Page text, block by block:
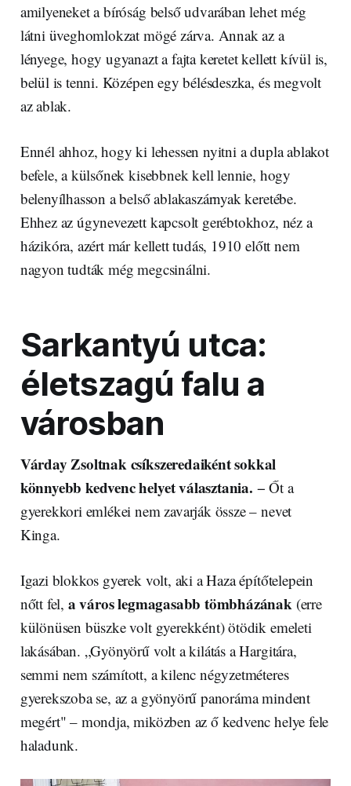
amilyeneket a bíróság belső udvarában lehet még
látni üveghomlokzat mögé zárva. Annak az a
lényege, hogy ugyanazt a fajta keretet kellett kívül is,
belül is tenni. Középen egy bélésdeszka, és megvolt
az ablak.
Ennél ahhoz, hogy ki lehessen nyitni a dupla ablakot
befele, a külsőnek kisebbnek kell lennie, hogy
belenyílhasson a belső ablakaszárnyak keretébe.
Ehhez az úgynevezett kapcsolt gerébtokhoz, néz a
házikóra, azért már kellett tudás, 1910 előtt nem
nagyon tudták még megcsinálni.
Sarkantyú utca:
életszagú falu a
városban
Várday Zsoltnak csíkszeredaiként sokkal
könnyebb kedvenc helyet választania. − Őt a
gyerekkori emlékei nem zavarják össze – nevet
Kinga.
Igazi blokkos gyerek volt, aki a Haza építőtelepein
nőtt fel, a város legmagasabb tömbházának (erre
különüsen büszke volt gyerekként) ötödik emeleti
lakásában. „Gyönyörű volt a kilátás a Hargitára,
semmi nem számított, a kilenc négyzetméteres
gyerekszoba se, az a gyönyörű panoráma mindent
megért" – mondja, miközben az ő kedvenc helye fele
haladunk.